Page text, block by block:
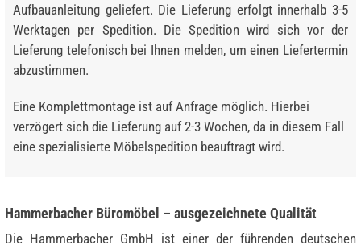
Aufbauanleitung geliefert. Die Lieferung erfolgt innerhalb 3-5
Werktagen per Spedition. Die Spedition wird sich vor der
Lieferung telefonisch bei Ihnen melden, um einen Liefertermin
abzustimmen.
Eine Komplettmontage ist auf Anfrage möglich. Hierbei
verzögert sich die Lieferung auf 2-3 Wochen, da in diesem Fall
eine spezialisierte Möbelspedition beauftragt wird.
Hammerbacher Büromöbel – ausgezeichnete Qualität
Die Hammerbacher GmbH ist einer der führenden deutschen